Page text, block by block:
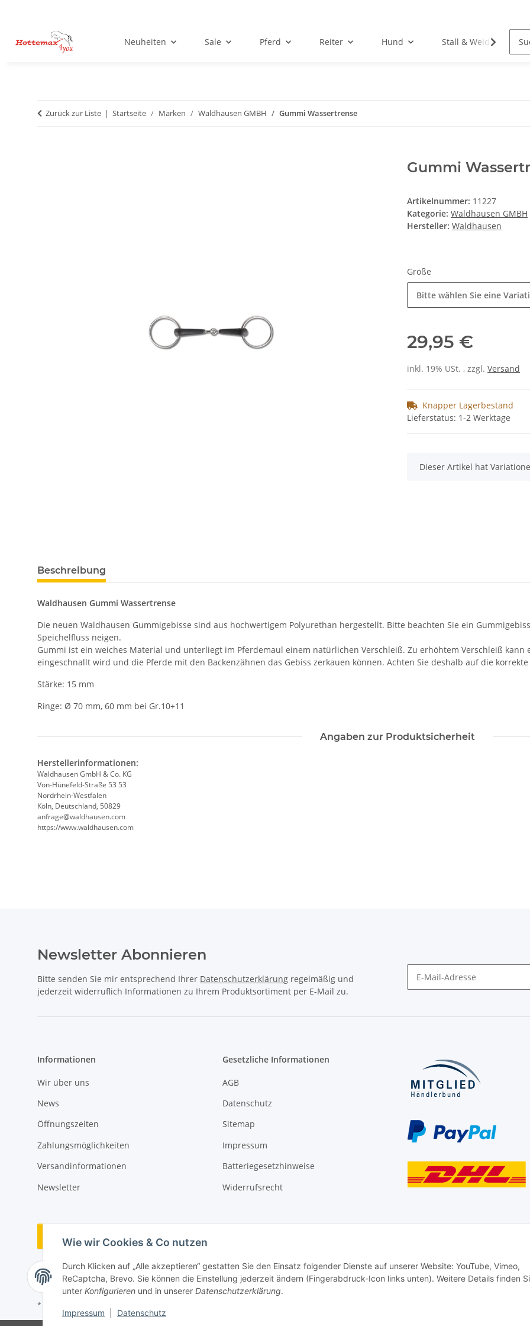
Wie wir Cookies & Co nutzen
Durch Klicken auf „Alle akzeptieren“ gestatten Sie den Einsatz folgender Dienste auf unserer Website: YouTube, Vimeo,
ReCaptcha, Brevo. Sie können die Einstellung jederzeit ändern (Fingerabdruck-Icon links unten). Weitere Details finden
unter Konfigurieren und in unserer Datenschutzerklärung.
Impressum Datenschutz
Neuheiten Sale Pferd Reiter Hund Stall & Weide
Zurück zur Liste Startseite Marken Waldhausen GMBH Gummi Wassertrense
Gummi
Artikelnummer: 11227
Kategorie: Waldhausen GMBH
Hersteller: Waldhausen
Größe
Bitte wählen Sie eine
29,95 €
inkl. 19% USt. , zzgl. Versand
Knapper Lagerbestand
Lieferstatus: 1-2 Werktage
x
Dieser Artikel hat
Beschreibung
Waldhausen Gummi Wassertrense
Die neuen Waldhausen Gummigebisse sind aus hochwertigem Polyurethan hergestellt. Bitte beachten Sie ein
Speichelfluss neigen.
Gummi ist ein weiches Material und unterliegt im Pferdemaul einem natürlichen Verschleiß. Zu erhöhtem Verschleiß kann
eingeschnallt wird und die Pferde mit den Backenzähnen das Gebiss zerkauen können. Achten Sie deshalb auf die korrekte
Stärke: 15 mm
Ringe: Ø 70 mm, 60 mm bei Gr.10+11
Angaben zur Produktsicherheit
Herstellerinformationen:
Waldhausen GmbH & Co. KG
Von-Hünefeld-Straße 53 53
Nordrhein-Westfalen
Köln, Deutschland, 50829
anfrage@waldhausen.com
https://www.waldhausen.com
Newsletter Abonnieren
Bitte senden Sie mir entsprechend Ihrer Datenschutzerklärung regelmäßig und
jederzeit widerruflich Informationen zu Ihrem Produktsortiment per E-Mail zu.
Informationen
Wir über uns
News
Öffnungszeiten
Zahlungsmöglichkeiten
Versandinformationen
Newsletter
Gesetzliche Informationen
AGB
Datenschutz
Sitemap
Impressum
Batteriegesetzhinweise
Widerrufsrecht
Vertrag widerrufen
* Alle Preise inkl. gesetzlicher USt., zzgl.